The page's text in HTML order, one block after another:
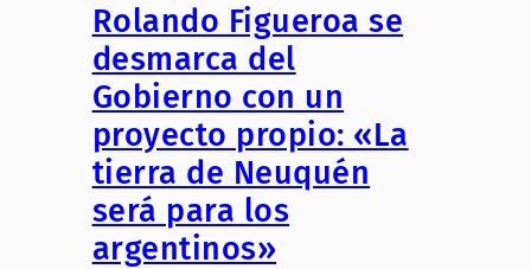
Rolando Figueroa se
desmarca del
Gobierno con un
proyecto propio: «La
tierra de Neuquén
será para los
argentinos»